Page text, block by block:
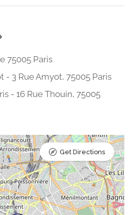
75005 Paris
- 3 Rue Amyot, 75005 Paris
- 16 Rue Thouin, 75005
Get Directions